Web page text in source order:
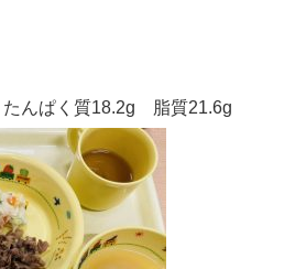
んぱく質18.2g 脂質21.6g